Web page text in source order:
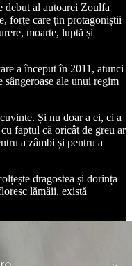
debut al autoarei Zoulfa
forțe care țin protagoniștii
moarte, luptă și
a început în 2011, atunci
sângeroase ale unui regim
Și nu doar a ei, ci a
faptul că oricât de greu ar
a zâmbi și pentru a
dragostea și dorința
lămâii, există